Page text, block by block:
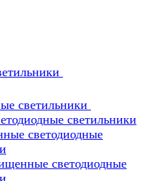
светильники
светильники
светодиодные
светодиодные